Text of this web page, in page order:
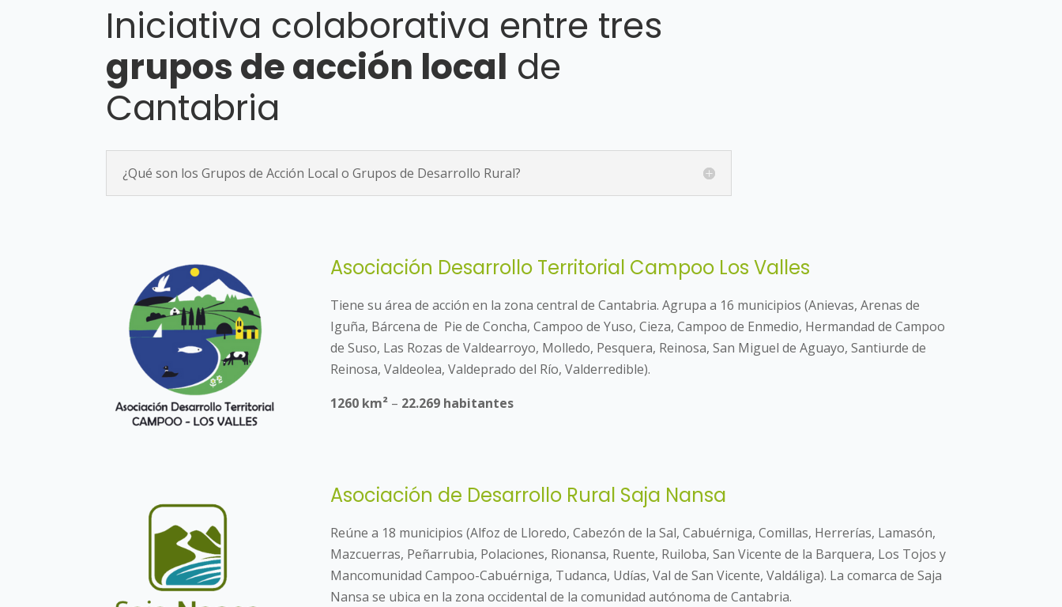
Iniciativa colaborativa entre tres
grupos de acción local de
Cantabria
¿Qué son los Grupos de Acción Local o Grupos de Desarrollo Rural?
Asociación Desarrollo Territorial Campoo Los Valles
Tiene su área de acción en la zona central de Cantabria. Agrupa a 16 municipios (Anievas, Arenas de
Iguña, Bárcena de Pie de Concha, Campoo de Yuso, Cieza, Campoo de Enmedio, Hermandad de Campoo
de Suso, Las Rozas de Valdearroyo, Molledo, Pesquera, Reinosa, San Miguel de Aguayo, Santiurde de
Reinosa, Valdeolea, Valdeprado del Río, Valderredible).
1260 km² – 22.269 habitantes
Asociación de Desarrollo Rural Saja Nansa
Reúne a 18 municipios (Alfoz de Lloredo, Cabezón de la Sal, Cabuérniga, Comillas, Herrerías, Lamasón,
Mazcuerras, Peñarrubia, Polaciones, Rionansa, Ruente, Ruiloba, San Vicente de la Barquera, Los Tojos y
Mancomunidad Campoo-Cabuérniga, Tudanca, Udías, Val de San Vicente, Valdáliga). La comarca de Saja
Nansa se ubica en la zona occidental de la comunidad autónoma de Cantabria.